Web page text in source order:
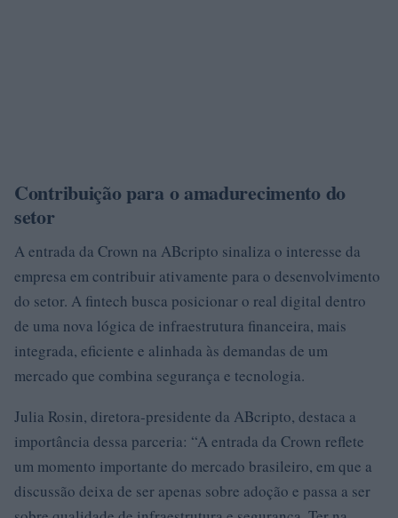
Contribuição para o amadurecimento do
setor
A entrada da Crown na ABcripto sinaliza o interesse da
empresa em contribuir ativamente para o desenvolvimento
do setor. A fintech busca posicionar o real digital dentro
de uma nova lógica de infraestrutura financeira, mais
integrada, eficiente e alinhada às demandas de um
mercado que combina segurança e tecnologia.
Julia Rosin, diretora-presidente da ABcripto, destaca a
importância dessa parceria: “A entrada da Crown reflete
um momento importante do mercado brasileiro, em que a
discussão deixa de ser apenas sobre adoção e passa a ser